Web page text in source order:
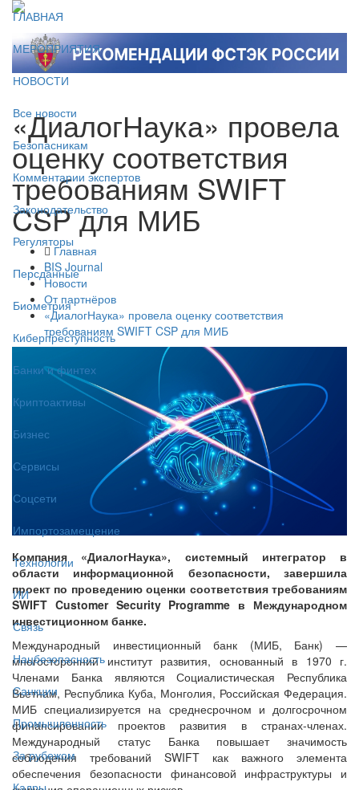
ГЛАВНАЯ
МЕРОПРИЯТИЯ
НОВОСТИ
Все новости
Безопасникам
Комментарии экспертов
Законодательство
Регуляторы
Персданные
Биометрия
Киберпреступность
Банки и финтех
Криптоактивы
Бизнес
Сервисы
Соцсети
Импортозамещение
Технологии
ИИ
Связь
Нацбезопасность
Санкции
Промышленность
За рубежом
Кадры
«ДиалогНаука» провела
оценку соответствия
требованиям SWIFT
CSP для МИБ
Главная
BIS Journal
Новости
От партнёров
«ДиалогНаука» провела оценку соответствия
требованиям SWIFT CSP для МИБ
Компания «ДиалогНаука», системный интегратор в
области информационной безопасности, завершила
проект по проведению оценки соответствия требованиям
SWIFT Customer Security Programme в Международном
инвестиционном банке.
Международный инвестиционный банк (МИБ, Банк) —
многосторонний институт развития, основанный в 1970 г.
Членами Банка являются Социалистическая Республика
Вьетнам, Республика Куба, Монголия, Российская Федерация.
МИБ специализируется на среднесрочном и долгосрочном
финансировании проектов развития в странах-членах.
Международный статус Банка повышает значимость
соблюдения требований SWIFT как важного элемента
обеспечения безопасности финансовой инфраструктуры и